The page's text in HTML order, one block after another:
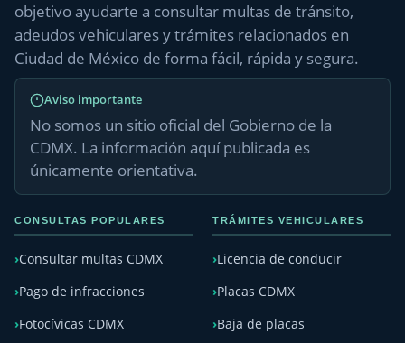
objetivo ayudarte a consultar multas de tránsito,
adeudos vehiculares y trámites relacionados en
Ciudad de México de forma fácil, rápida y segura.
Aviso importante
No somos un sitio oficial del Gobierno de la
CDMX. La información aquí publicada es
únicamente orientativa.
CONSULTAS POPULARES
Consultar multas CDMX
Pago de infracciones
Fotocívicas CDMX
TRÁMITES VEHICULARES
Licencia de conducir
Placas CDMX
Baja de placas